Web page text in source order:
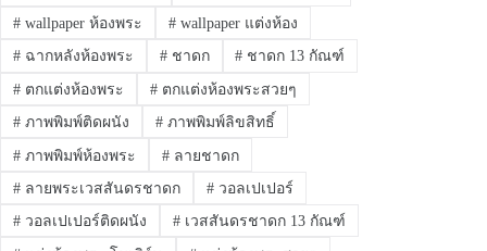
#wallpaper ห้องพระ #wallpaper แต่งห้อง
#ฉากหลังห้องพระ #ชาดก # ชาดก 13 กัณฑ์
#ตกแต่งห้องพระ #ตกแต่งห้องพระสวยๆ
#ภาพพิมพ์ติดผนัง #ภาพพิมพ์ลิขสิทธิ์
#ภาพพิมพ์ห้องพระ #ลายชาดก
#ลายพระเวสสันดรชาดก #วอลเปเปอร์
#วอลเปเปอร์ติดผนัง #เวสสันดรชาดก 13 กัณฑ์